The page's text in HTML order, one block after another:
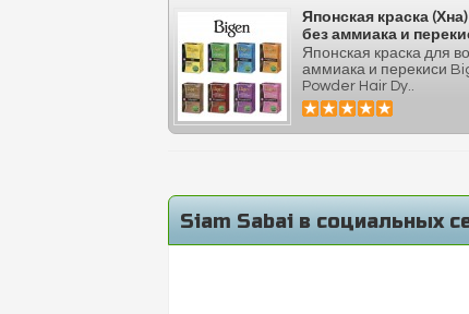
Японская краска
без аммиака и
Японская краска для
аммиака и перекиси
Powder Hair Dy..
Siam Sabai в социальных